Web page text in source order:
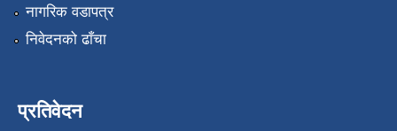
नागरिक वडापत्र
निवेदनको ढाँचा
प्रतिवेदन